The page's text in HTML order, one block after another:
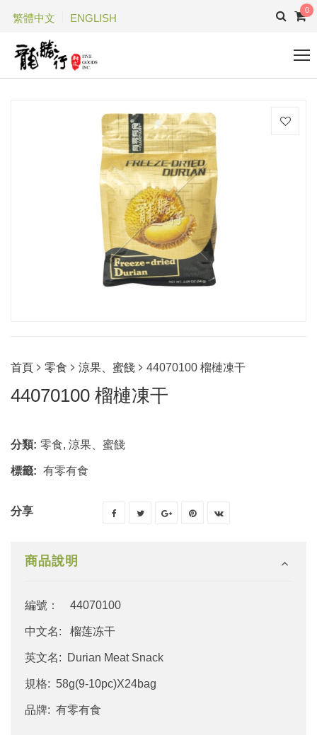
繁體中文 ENGLISH
0
首頁 零食 涼果、蜜餞 44070100 榴槤凍干
44070100 榴槤凍干
分類: 零食, 涼果、蜜餞
標籤: 有零有食
分享
商品說明
編號： 44070100
中文名: 榴莲冻干
英文名: Durian Meat Snack
規格: 58g(9-10pc)X24bag
品牌: 有零有食